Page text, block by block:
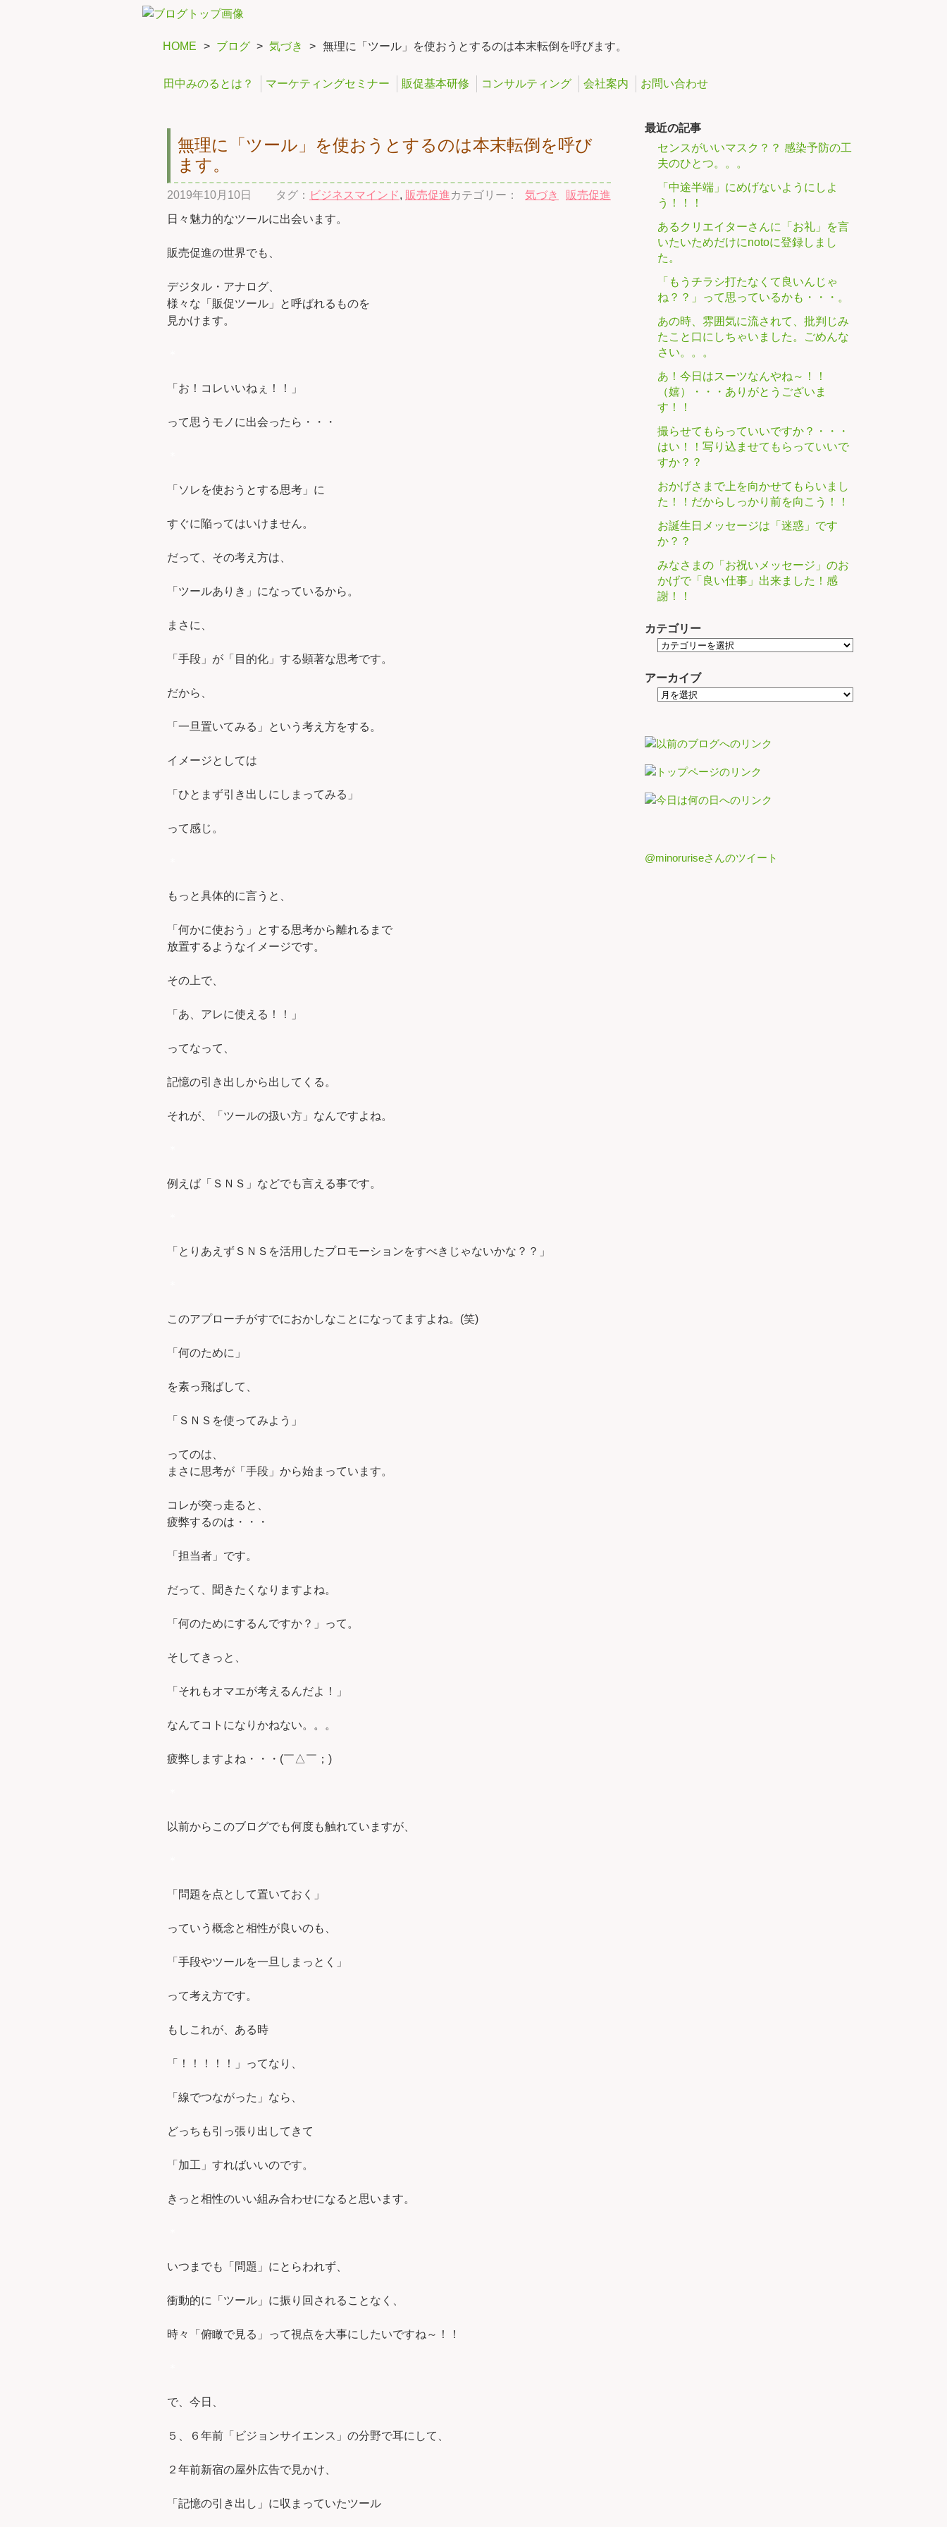
HOME > ブログ > 気づき > 無理に「ツール」を使おうとするのは本末転倒を呼びます。
田中みのるとは？ マーケティングセミナー 販促基本研修 コンサルティング 会社案内 お問い合わせ
無理に「ツール」を使おうとするのは本末転倒を呼び
ます。
2019年10月10日 カテゴリー： 気づき 販売促進
タグ： ビジネスマインド, 販売促進
日々魅力的なツールに出会います。
販売促進の世界でも、
デジタル・アナログ、
様々な「販促ツール」と呼ばれるものを
見かけます。
「お！コレいいねぇ！！」
って思うモノに出会ったら・・・
「ソレを使おうとする思考」に
すぐに陥ってはいけません。
だって、その考え方は、
「ツールありき」になっているから。
まさに、
「手段」が「目的化」する顕著な思考です。
だから、
「一旦置いてみる」という考え方をする。
イメージとしては
「ひとまず引き出しにしまってみる」
って感じ。
もっと具体的に言うと、
「何かに使おう」とする思考から離れるまで
放置するようなイメージです。
その上で、
「あ、アレに使える！！」
ってなって、
記憶の引き出しから出してくる。
それが、「ツールの扱い方」なんですよね。
例えば「ＳＮＳ」などでも言える事です。
「とりあえずＳＮＳを活用したプロモーションをすべきじゃないかな？？」
このアプローチがすでにおかしなことになってますよね。(笑)
「何のために」
を素っ飛ばして、
「ＳＮＳを使ってみよう」
ってのは、
まさに思考が「手段」から始まっています。
コレが突っ走ると、
疲弊するのは・・・
「担当者」です。
だって、聞きたくなりますよね。
「何のためにするんですか？」って。
そしてきっと、
「それもオマエが考えるんだよ！」
なんてコトになりかねない。。。
疲弊しますよね・・・(￣△￣；)
以前からこのブログでも何度も触れていますが、
「問題を点として置いておく」
っていう概念と相性が良いのも、
「手段やツールを一旦しまっとく」
って考え方です。
もしこれが、ある時
「！！！！！」ってなり、
「線でつながった」なら、
どっちも引っ張り出してきて
「加工」すればいいのです。
きっと相性のいい組み合わせになると思います。
いつまでも「問題」にとらわれず、
衝動的に「ツール」に振り回されることなく、
時々「俯瞰で見る」って視点を大事にしたいですね～！！
で、今日、
５、６年前「ビジョンサイエンス」の分野で耳にして、
２年前新宿の屋外広告で見かけ、
「記憶の引き出し」に収まっていたツール
最近の記事
センスがいいマスク？？ 感染予防の工
夫のひとつ。。。
「中途半端」にめげないようにしよ
う！！！
あるクリエイターさんに「お礼」を言
いたいためだけにnotoに登録しまし
た。
「もうチラシ打たなくて良いんじゃ
ね？？」って思っているかも・・・。
あの時、雰囲気に流されて、批判じみ
たこと口にしちゃいました。ごめんな
さい。。。
あ！今日はスーツなんやね～！！
（嬉）・・・ありがとうございま
す！！
撮らせてもらっていいですか？・・・
はい！！写り込ませてもらっていいで
すか？？
おかげさまで上を向かせてもらいまし
た！！だからしっかり前を向こう！！
お誕生日メッセージは「迷惑」です
か？？
みなさまの「お祝いメッセージ」のお
かげで「良い仕事」出来ました！感
謝！！
カテゴリー
アーカイブ
@minoruriseさんのツイート